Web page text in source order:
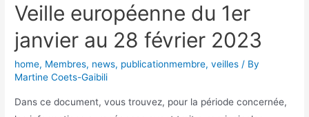
Veille européenne du 1er
janvier au 28 février 2023
home, Membres, news, publicationmembre,veilles / By
Martine Coets-Gaibili
Dans ce document, vous trouvez, pour la période concernée,